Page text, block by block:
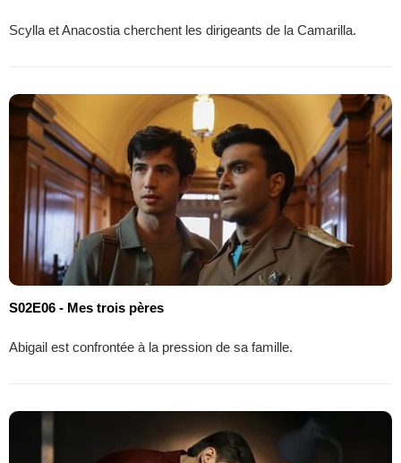
Scylla et Anacostia cherchent les dirigeants de la Camarilla.
S02E06 - Mes trois pères
Abigail est confrontée à la pression de sa famille.